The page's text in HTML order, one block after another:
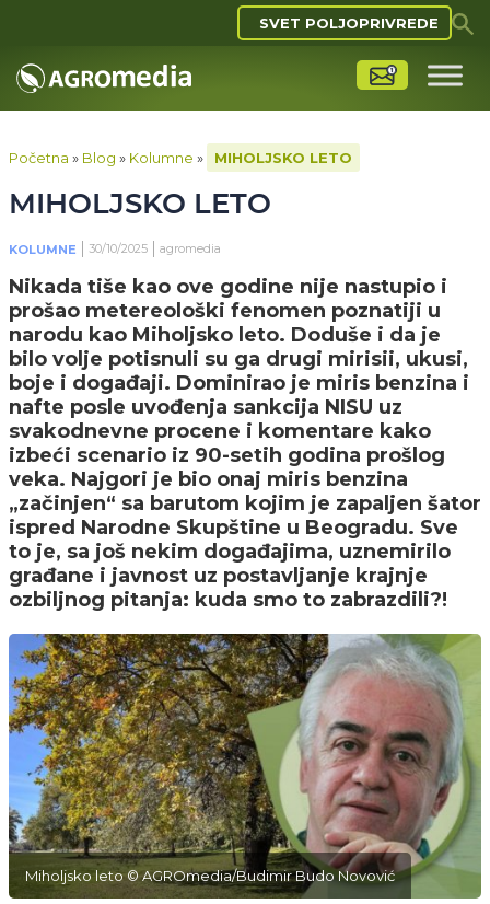
SVET POLJOPRIVREDE
Početna » Blog » Kolumne » MIHOLJSKO LETO
MIHOLJSKO LETO
KOLUMNE 30/10/2025 agromedia
Nikada tiše kao ove godine nije nastupio i
prošao metereološki fenomen poznatiji u
narodu kao Miholjsko leto. Doduše i da je
bilo volje potisnuli su ga drugi mirisii, ukusi,
boje i događaji. Dominirao je miris benzina i
nafte posle uvođenja sankcija NISU uz
svakodnevne procene i komentare kako
izbeći scenario iz 90-setih godina prošlog
veka. Najgori je bio onaj miris benzina
„začinjen“ sa barutom kojim je zapaljen šator
ispred Narodne Skupštine u Beogradu. Sve
to je, sa još nekim događajima, uznemirilo
građane i javnost uz postavljanje krajnje
ozbiljnog pitanja: kuda smo to zabrazdili?!
Miholjsko leto © AGROmedia/Budimir Budo Novović